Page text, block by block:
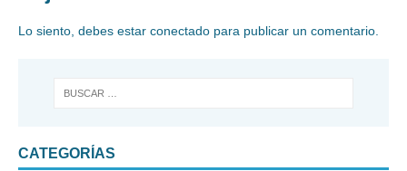
Lo siento, debes estar conectado para publicar un comentario.
CATEGORÍAS